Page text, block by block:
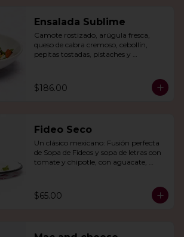
Ensalada Sublime
Camote rostizado, arúgula fresca,
queso de cabra cremoso, cebollín,
pepitas tostadas, pistaches y
$186.00
Fideo Seco
Un clásico mexicano: Fusión perfecta
de Sopa de Fideos y sopa de letras con
tomate y chipotle, con aguacate,
$65.00